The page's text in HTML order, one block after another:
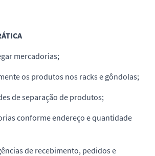
mercadorias;
os produtos nos racks e gôndolas;
de separação de produtos;
conforme endereço e quantidade
de recebimento, pedidos e